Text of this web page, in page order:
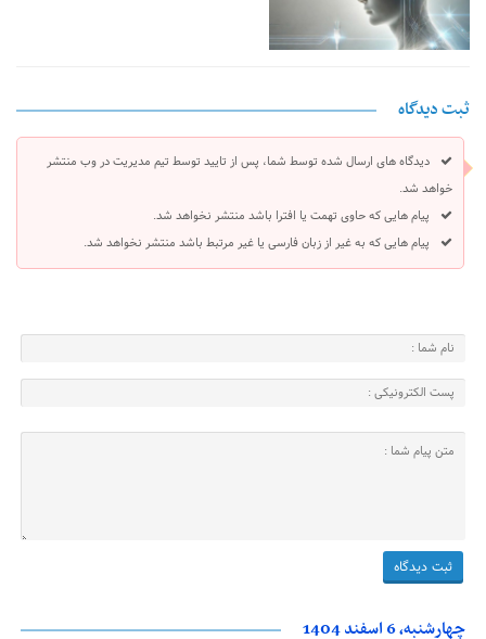
ثبت دیدگاه
دیدگاه های ارسال شده توسط شما، پس از تایید توسط تیم مدیریت در وب منتشر
خواهد شد.
پیام هایی که حاوی تهمت یا افترا باشد منتشر نخواهد شد.
پیام هایی که به غیر از زبان فارسی یا غیر مرتبط باشد منتشر نخواهد شد.
چهارشنبه، 6 اسفند 1404